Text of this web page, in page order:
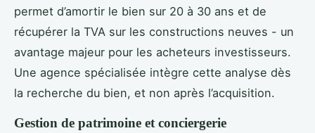
permet d’amortir le bien sur 20 à 30 ans et de
récupérer la TVA sur les constructions neuves - un
avantage majeur pour les acheteurs investisseurs.
Une agence spécialisée intègre cette analyse dès
la recherche du bien, et non après l’acquisition.
Gestion de patrimoine et conciergerie